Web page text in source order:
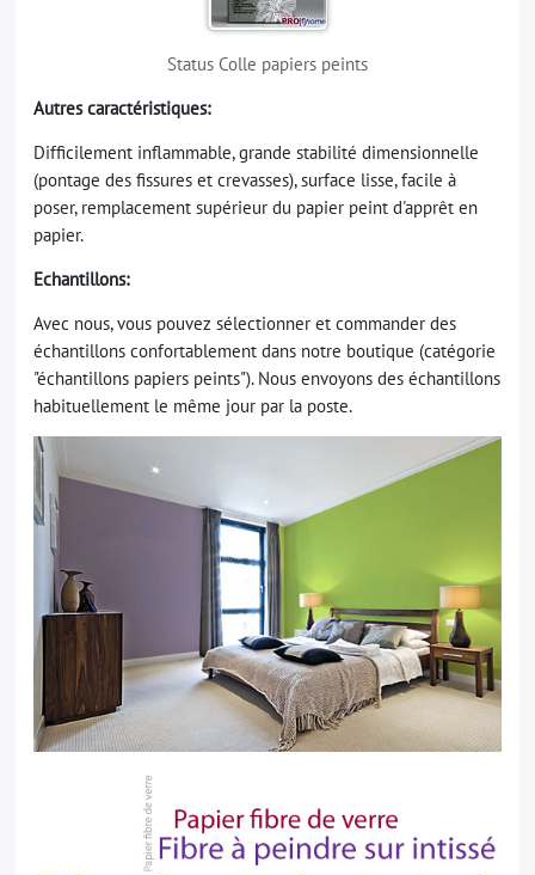
Status Colle papiers peints
Autres caractéristiques:
Difficilement inflammable, grande stabilité dimensionnelle
(pontage des fissures et crevasses), surface lisse, facile à
poser, remplacement supérieur du papier peint d'apprêt en
papier.
Echantillons:
Avec nous, vous pouvez sélectionner et commander des
échantillons confortablement dans notre boutique (catégorie
"échantillons papiers peints"). Nous envoyons des échantillons
habituellement le même jour par la poste.